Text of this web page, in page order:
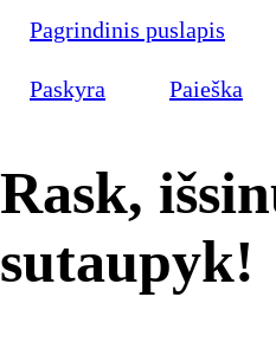
Pagrindinis puslapis
Paskyra Paieška
Rask,
sutaupyk!